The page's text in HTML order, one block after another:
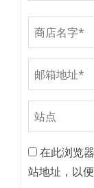
在此浏览
站地址，以